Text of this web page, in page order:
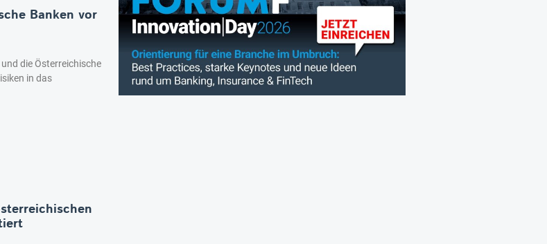
Banken vor
die Österreichische
in das